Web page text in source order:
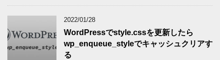
2022/01/28
WordPressでstyle.cssを更新したら
wp_enqueue_styleでキャッシュクリアす
る